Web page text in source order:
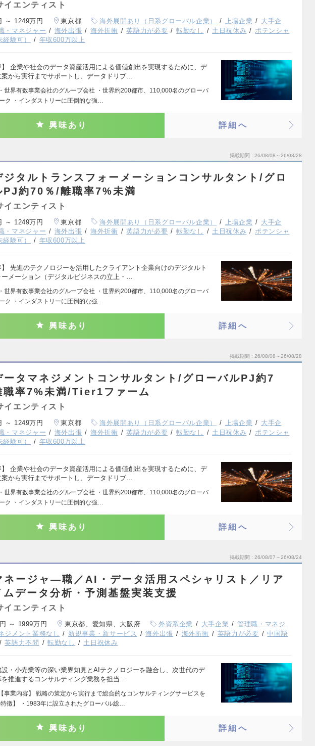
イエンティスト
～ 1249万円 東京都 海外展開あり（日系グローバル企業） 上場企業
大手企
・マネジャー 海外出張 海外折衝 英語力が必要 転勤なし 土日祝休み
ポテンシャ
験可）
年収600万以上
】 企業や社会のデータ資産活用による価値創出を実現するために、デ
から実行までサポートし、データドリブ…
・世界有数事業会社のグループ会社 ・世界約200都市、110,000名のグローバ
ク ・インダストリーに圧倒的な強…
興味あり 詳細へ
掲載期間 26/08/08～26/08/28
ジタルトランスフォーメーションコンサルタント/グロ
PJ約70％/離職率7%未満
イエンティスト
～ 1249万円 東京都 海外展開あり（日系グローバル企業） 上場企業
大手企
・マネジャー 海外出張 海外折衝 英語力が必要 転勤なし 土日祝休み
ポテンシャ
験可）
年収600万以上
】 先進のテクノロジーを活用したクライアント企業向けのデジタルト
ーメーション（デジタルビジネスの立上・…
・世界有数事業会社のグループ会社 ・世界約200都市、110,000名のグローバ
ク ・インダストリーに圧倒的な強…
興味あり 詳細へ
掲載期間 26/08/08～26/08/28
ータマネジメントコンサルタント/グローバルPJ約7
職率7%未満/Tier1ファーム
イエンティスト
～ 1249万円 東京都 海外展開あり（日系グローバル企業） 上場企業
大手企
・マネジャー 海外出張 海外折衝 英語力が必要 転勤なし 土日祝休み
ポテンシャ
験可）
年収600万以上
】 企業や社会のデータ資産活用による価値創出を実現するために、デ
から実行までサポートし、データドリブ…
・世界有数事業会社のグループ会社 ・世界約200都市、110,000名のグローバ
ク ・インダストリーに圧倒的な強…
興味あり 詳細へ
掲載期間 26/08/07～26/08/24
ネージャ―職／AI・データ活用スペシャリスト／リア
ムデータ分析・予測基盤実装支援
イエンティスト
～ 1999万円 東京都、愛知県、大阪府 外資系企業 大手企業
管理職・マネジ
ジメント業務なし 新規事業・新サービス 海外出張 海外折衝 英語力が必要
中国語
英語力不問 転勤なし 土日祝休み
・小売業等の深い業界知見とAIテクノロジーを融合し、次世代のデ
推進するコンサルティング業務を担当…
【事業内容】 戦略の策定から実行まで総合的なコンサルティングサービスを
徴】 ・1983年に設立されたグローバル総…
興味あり 詳細へ